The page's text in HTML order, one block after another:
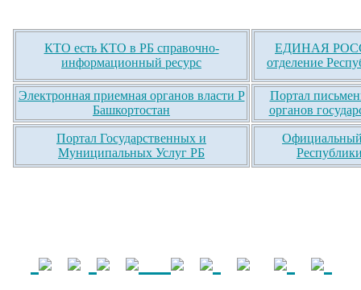
КТО есть КТО в РБ справочно-
информационный ресурс
ЕДИНАЯ
отделение
Электронная приемная органов власти Р
Башкортостан
Портал
органов
Портал Государственных и
Муниципальных Услуг РБ
Официальный